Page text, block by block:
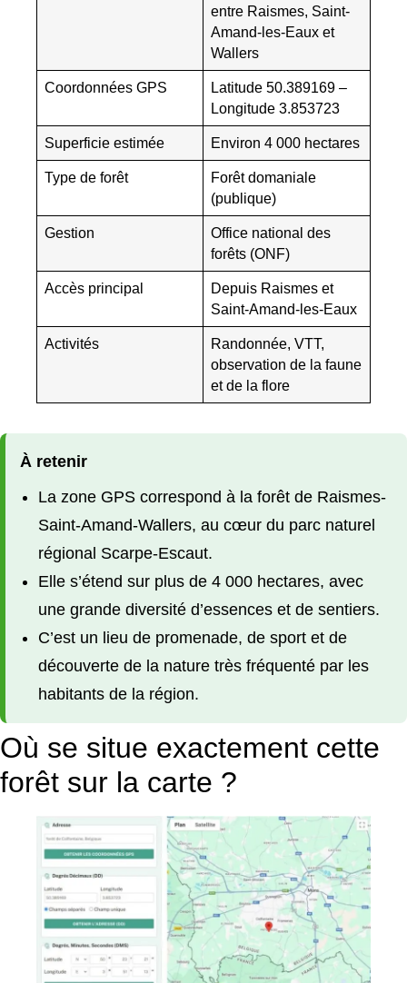
entre Raismes, Saint-
Amand-les-Eaux et
Wallers
Coordonnées GPS
Latitude 50.389169 –
Longitude 3.853723
Superficie estimée Environ 4 000 hectares
Type de forêt
Forêt domaniale
(publique)
Gestion
Office national des
forêts (ONF)
Accès principal
Depuis Raismes et
Saint-Amand-les-Eaux
Activités
Randonnée, VTT,
observation de la faune
et de la flore
À retenir
La zone GPS correspond à la forêt de Raismes-
Saint-Amand-Wallers, au cœur du parc naturel
régional Scarpe-Escaut.
Elle s’étend sur plus de 4 000 hectares, avec
une grande diversité d’essences et de sentiers.
C’est un lieu de promenade, de sport et de
découverte de la nature très fréquenté par les
habitants de la région.
Où se situe exactement cette
forêt sur la carte ?